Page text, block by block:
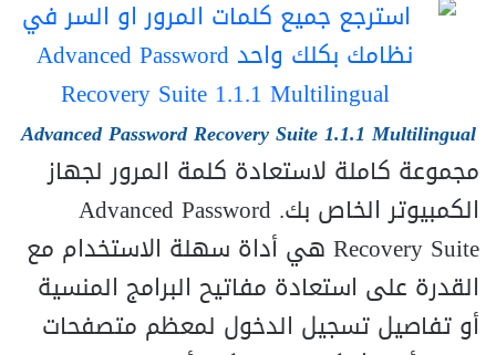
Advanced Password Recovery Suite 1.1.1 Multilingual
مجموعة كاملة لاستعادة كلمة المرور لجهاز
الكمبيوتر الخاص بك. Advanced Password
Recovery Suite هي أداة سهلة الاستخدام مع
القدرة على استعادة مفاتيح البرامج المنسية
أو تفاصيل تسجيل الدخول لمعظم متصفحات